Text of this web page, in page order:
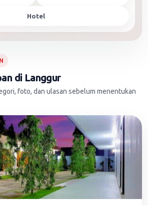
Hotel
di Langgur
foto, dan ulasan sebelum menentukan